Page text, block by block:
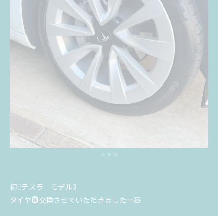
初‼️テスラ モデル3
タイヤ🛞交換させていただきましたー🧸